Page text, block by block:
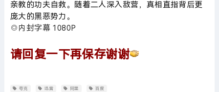
亲教的功夫自救。随着二人深入敌营，真相直指背后更
庞大的黑恶势力。
◎内封字幕 1080P
请回复一下再保存谢谢
夸克 迅雷 阿里 百度